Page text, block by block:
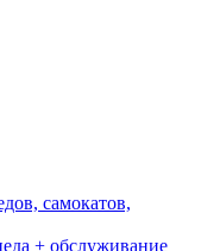
самокатов,
+ обслуживание